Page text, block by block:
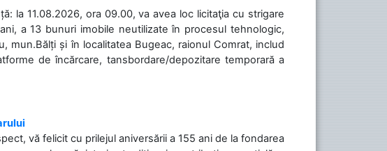
la 11.08.2026, ora 09.00, va avea loc licitaţia cu strigare
a 13 bunuri imobile neutilizate în procesul tehnologic,
mun.Bălți și în localitatea Bugeac, raionul Comrat, includ
de încărcare, tansbordare/depozitare temporară a
vă felicit cu prilejul aniversării a 155 ani de la fondarea